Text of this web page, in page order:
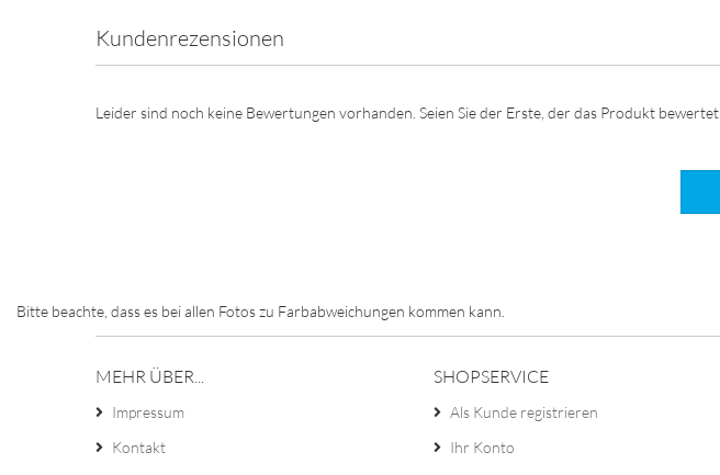
Kundenrezensionen
Leider sind noch keine Bewertungen vorhanden. Seien Sie der Erste, der das Produkt bewertet.
Bitte beachte, dass es bei allen Fotos zu Farbabweichungen kommen kann.
MEHR ÜBER...
Impressum
Kontakt
SHOPSERVICE
Als Kunde registrieren
Ihr Konto